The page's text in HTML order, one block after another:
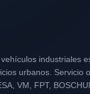
industriales
urbanos. Servicio
VM, FPT,